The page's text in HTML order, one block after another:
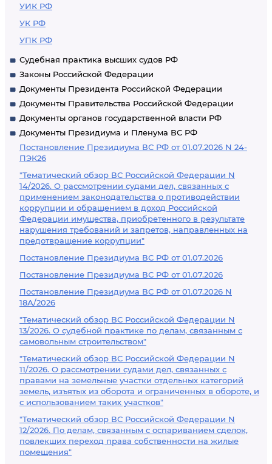
УИК РФ
УК РФ
УПК РФ
Судебная практика высших судов РФ
Законы Российской Федерации
Документы Президента Российской Федерации
Документы Правительства Российской Федерации
Документы органов государственной власти РФ
Документы Президиума и Пленума ВС РФ
Постановление Президиума ВС РФ от 01.07.2026 N 24-
ПЭК26
"Тематический обзор ВС Российской Федерации N
14/2026. О рассмотрении судами дел, связанных с
применением законодательства о противодействии
коррупции и обращением в доход Российской
Федерации имущества, приобретенного в результате
нарушения требований и запретов, направленных на
предотвращение коррупции"
Постановление Президиума ВС РФ от 01.07.2026
Постановление Президиума ВС РФ от 01.07.2026
Постановление Президиума ВС РФ от 01.07.2026 N
18А/2026
"Тематический обзор ВС Российской Федерации N
13/2026. О судебной практике по делам, связанным с
самовольным строительством"
"Тематический обзор ВС Российской Федерации N
11/2026. О рассмотрении судами дел, связанных с
правами на земельные участки отдельных категорий
земель, изъятых из оборота и ограниченных в обороте, и
с использованием таких участков"
"Тематический обзор ВС Российской Федерации N
12/2026. По делам, связанным с оспариванием сделок,
повлекших переход права собственности на жилые
помещения"